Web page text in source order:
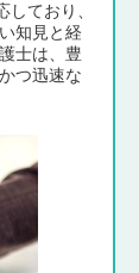
ており、
知見と経
士は、豊
つ迅速な